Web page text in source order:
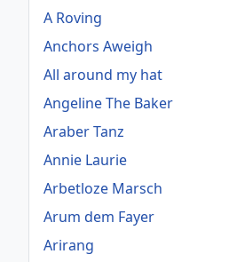
A Roving
Anchors Aweigh
All around my hat
Angeline The Baker
Araber Tanz
Annie Laurie
Arbetloze Marsch
Arum dem Fayer
Arirang